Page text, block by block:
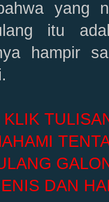
yang
itu
hampir
DAN